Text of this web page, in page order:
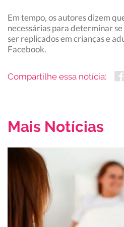
Em tempo, os autores dizem
necessárias para determinar
ser replicados em crianças e
Facebook.
Compartilhe essa notícia:
Mais Notícias